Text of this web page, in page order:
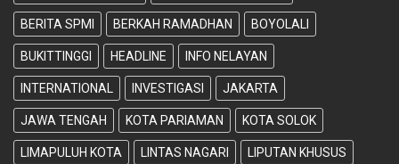
BERITA SPMI BERKAH RAMADHAN BOYOLALI
BUKITTINGGI HEADLINE INFO NELAYAN
INTERNATIONAL INVESTIGASI JAKARTA
JAWA TENGAH KOTA PARIAMAN KOTA SOLOK
LIMAPULUH KOTA LINTAS NAGARI LIPUTAN KHUSUS